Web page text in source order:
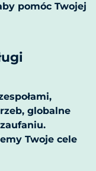
pomóc Twojej
globalne
Twoje cele